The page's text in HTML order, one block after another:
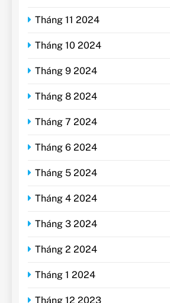
Tháng 11 2024
Tháng 10 2024
Tháng 9 2024
Tháng 8 2024
Tháng 7 2024
Tháng 6 2024
Tháng 5 2024
Tháng 4 2024
Tháng 3 2024
Tháng 2 2024
Tháng 1 2024
Tháng 12 2023